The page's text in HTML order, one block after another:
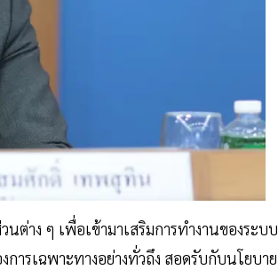
าง ๆ เพื่อเข้ามาเสริมการทำงานของระบบ
ารเฉพาะทางอย่างทั่วถึง สอดรับกับนโยบาย